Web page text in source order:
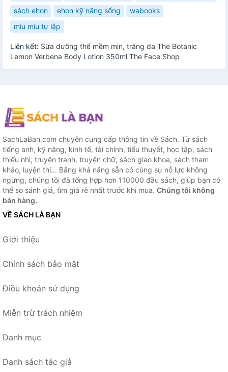
sách ehon
ehon kỹ năng sống
wabooks
miu miu tự lập
Liên kết: Sữa dưỡng thể mềm mịn, trắng da The Botanic
Lemon Verbena Body Lotion 350ml The Face Shop
SachLaBan.com chuyên cung cấp thông tin về Sách. Từ sách
tiếng anh, kỹ năng, kinh tế, tài chính, tiểu thuyết, học tập, sách
thiếu nhi, truyện tranh, truyện chữ, sách giao khoa, sách tham
khảo, luyện thi... Bằng khả năng sẵn có cùng sự nỗ lực không
ngừng, chúng tôi đã tổng hợp hơn 110000 đầu sách, giúp bạn có
thể so sánh giá, tìm giá rẻ nhất trước khi mua. Chúng tôi không
bán hàng.
VỀ SÁCH LÀ BẠN
Giới thiệu
Chính sách bảo mật
Điều khoản sử dụng
Miễn trừ trách nhiệm
Danh mục
Danh sách tác giả